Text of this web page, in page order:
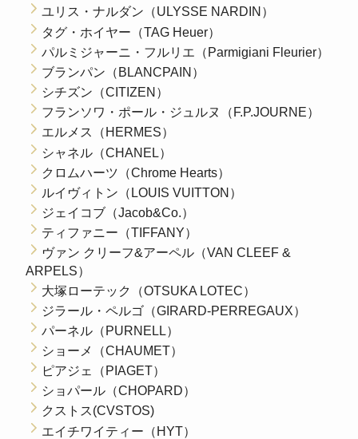
ユリス・ナルダン（ULYSSE NARDIN）
タグ・ホイヤー（TAG Heuer）
パルミジャーニ・フルリエ（Parmigiani Fleurier）
ブランパン（BLANCPAIN）
シチズン（CITIZEN）
フランソワ・ポール・ジュルヌ（F.P.JOURNE）
エルメス（HERMES）
シャネル（CHANEL）
クロムハーツ（Chrome Hearts）
ルイヴィトン（LOUIS VUITTON）
ジェイコブ（Jacob&Co.）
ティファニー（TIFFANY）
ヴァン クリーフ&アーペル（VAN CLEEF &
ARPELS）
大塚ローテック（OTSUKA LOTEC）
ジラール・ペルゴ（GIRARD-PERREGAUX）
パーネル（PURNELL）
ショーメ（CHAUMET）
ピアジェ（PIAGET）
ショパール（CHOPARD）
クストス(CVSTOS)
エイチワイティー（HYT）